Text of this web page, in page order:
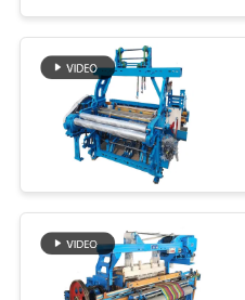
CONTACTE-
NOTÍCIAS
SOLICITE UM
ORÇAMENTO
Termine
de fios